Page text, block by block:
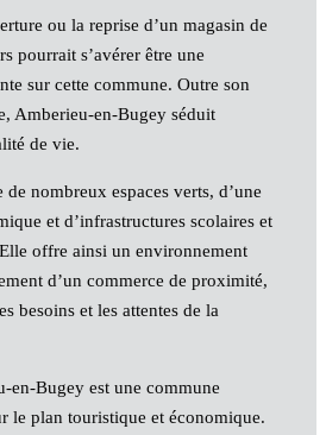
ou la reprise d’un magasin de
pourrait s’avérer être une
sur cette commune. Outre son
Amberieu-en-Bugey séduit
de vie.
nombreux espaces verts, d’une
et d’infrastructures scolaires et
offre ainsi un environnement
d’un commerce de proximité,
besoins et les attentes de la
en-Bugey est une commune
le plan touristique et économique.